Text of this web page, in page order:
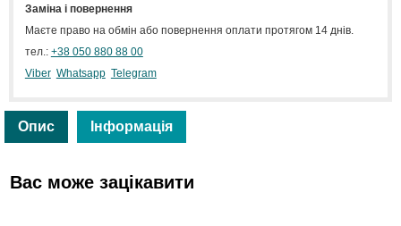
Заміна і повернення
Маєте право на обмін або повернення оплати протягом 14 днів.
тел.: +38 050 880 88 00
Viber Whatsapp Telegram
Опис Інформація
Вас може зацікавити